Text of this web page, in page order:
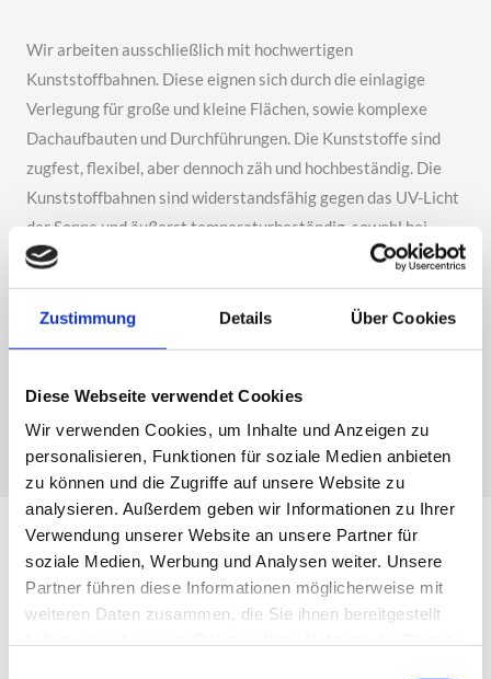
Zustimmung Details Über Cookies
Diese Webseite verwendet Cookies
Wir verwenden Cookies, um Inhalte und Anzeigen zu
personalisieren, Funktionen für soziale Medien anbieten
zu können und die Zugriffe auf unsere Website zu
analysieren. Außerdem geben wir Informationen zu Ihrer
Verwendung unserer Website an unsere Partner für
soziale Medien, Werbung und Analysen weiter. Unsere
Partner führen diese Informationen möglicherweise mit
weiteren Daten zusammen, die Sie ihnen bereitgestellt
Wir arbeiten ausschließlich mit hochwertigen
Kunststoffbahnen. Diese eignen sich durch die einlagige
Verlegung für große und kleine Flächen, sowie komplexe
Dachaufbauten und Durchführungen. Die Kunststoffe sind
zugfest, flexibel, aber dennoch zäh und hochbeständig. Die
Kunststoffbahnen sind widerstandsfähig gegen das UV-Licht
der Sonne und äußerst temperaturbeständig, sowohl bei
hohen Plus- als auch Minusgraden. Durch diese
Eigenschaften eignen sich die PVC-Bahnen hervorragend für
eine langlebige Flachdachabdichtung.
KONTAKT